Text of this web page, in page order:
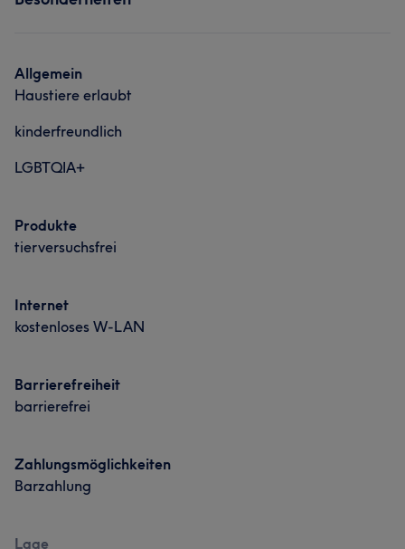
Services
Nägel
Allgemein
Haustiere erlaubt
kinderfreundlich
LGBTQIA+
Produkte
tierversuchsfrei
Internet
kostenloses W-LAN
Barrierefreiheit
barrierefrei
Zahlungsmöglichkeiten
Barzahlung
Lage